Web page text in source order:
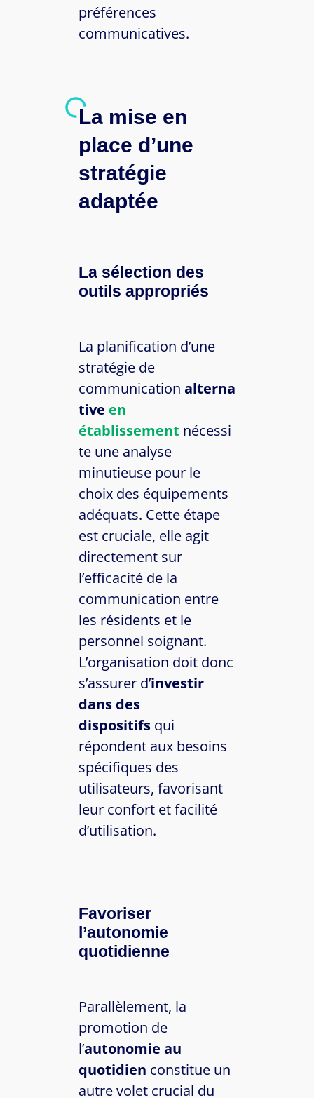
préférences
communicatives.
La mise en
place d’une
stratégie
adaptée
La sélection des
outils appropriés
La planification d’une
stratégie de
communication alterna
tive en
établissement nécessi
te une analyse
minutieuse pour le
choix des équipements
adéquats. Cette étape
est cruciale, elle agit
directement sur
l’efficacité de la
communication entre
les résidents et le
personnel soignant.
L’organisation doit donc
s’assurer d’investir
dans des
dispositifs qui
répondent aux besoins
spécifiques des
utilisateurs, favorisant
leur confort et facilité
d’utilisation.
Favoriser
l’autonomie
quotidienne
Parallèlement, la
promotion de
l’autonomie au
quotidien constitue un
autre volet crucial du